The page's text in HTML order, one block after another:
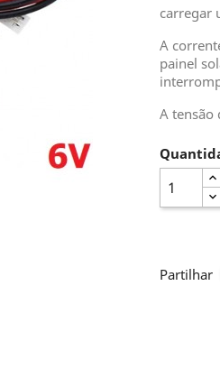
carregar
A
painel
A tensão
Partilhar